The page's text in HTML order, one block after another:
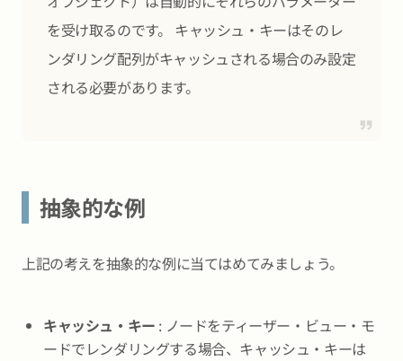
を受け取るのです。 キャッシュ・キーはそのレ
ンダリング配列がキャッシュされる場合のみ設定
される必要があります。
抽象的な例
上記の考えを抽象的な例に当てはめてみましょう。
キャッシュ・キー : ノードをティーザー・ビュー・モ
ードでレンダリングする場合、キャッシュ・キーは